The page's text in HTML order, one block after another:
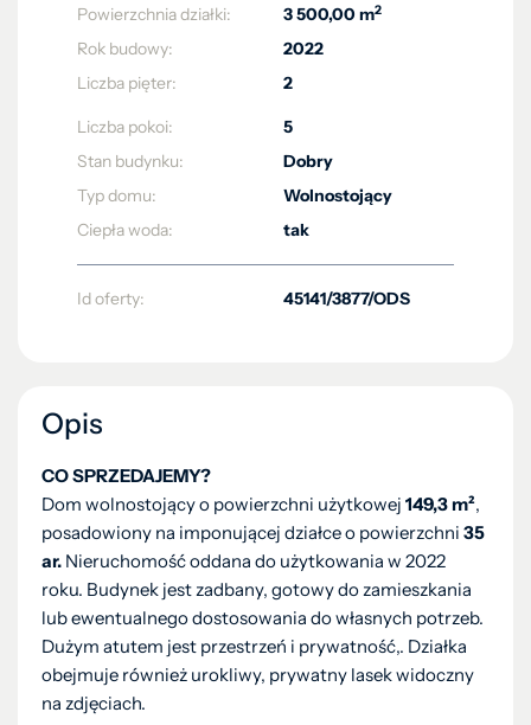
Powierzchnia działki: 3 500,00 m2
Rok budowy:
2022
Liczba pięter:
2
Liczba pokoi:
5
Stan budynku:
Dobry
Typ domu:
Wolnostojący
Ciepła woda:
tak
Id oferty: 45141/3877/ODS
Opis
CO SPRZEDAJEMY?
Dom wolnostojący o powierzchni użytkowej 149,3 m²,
posadowiony na imponującej działce o powierzchni 35
ar. Nieruchomość oddana do użytkowania w 2022
roku. Budynek jest zadbany, gotowy do zamieszkania
lub ewentualnego dostosowania do własnych potrzeb.
Dużym atutem jest przestrzeń i prywatność,. Działka
obejmuje również urokliwy, prywatny lasek widoczny
na zdjęciach.